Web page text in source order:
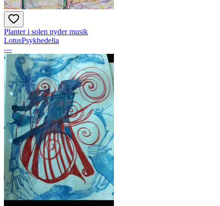
Planter i solen nyder musik
LotusPsykhedelia
—